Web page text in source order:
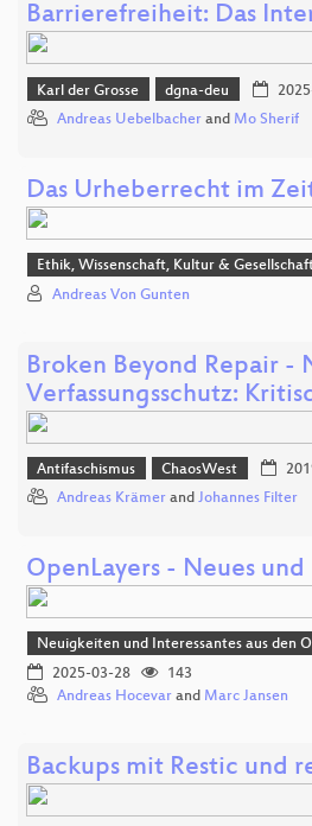
Barrierefreiheit: Das
Karl der Grosse dgna-deu
Andreas Uebelbacher and Mo Sherif
Das Urheberrecht im
Ethik, Wissenschaft, Kultur &
Andreas Von Gunten
Broken Beyond Repair -
Verfassungsschutz:
Antifaschismus ChaosWest
Andreas Krämer and Johannes Filter
OpenLayers - Neues
Neuigkeiten und Interessantes aus den
2025-03-28
143
Andreas Hocevar and Marc Jansen
Backups mit Restic und